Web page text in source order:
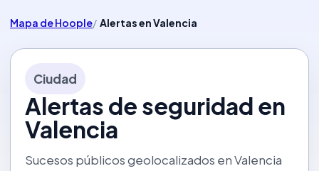
Mapa de Hoople Alertas en Valencia
Ciudad
Alertas de seguridad en
Valencia
Sucesos públicos geolocalizados en Valencia